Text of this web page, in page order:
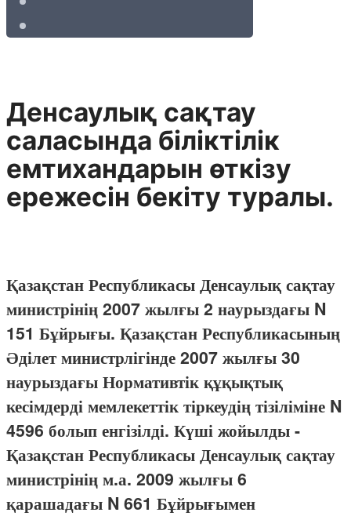
Денсаулық сақтау
саласында біліктілік
емтихандарын өткізу
ережесін бекіту туралы.
Қазақстан Республикасы Денсаулық сақтау
министрінің 2007 жылғы 2 наурыздағы N
151 Бұйрығы. Қазақстан Республикасының
Әділет министрлігінде 2007 жылғы 30
наурыздағы Нормативтік құқықтық
кесімдерді мемлекеттік тіркеудің тізіліміне N
4596 болып енгізілді. Күші жойылды -
Қазақстан Республикасы Денсаулық сақтау
министрінің м.а. 2009 жылғы 6
қарашадағы N 661 Бұйрығымен